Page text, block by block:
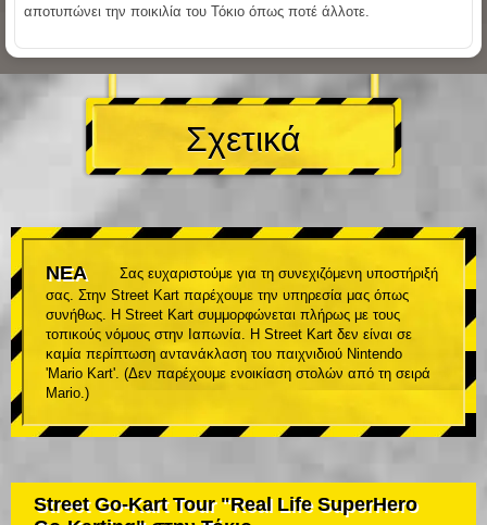
αποτυπώνει την ποικιλία του Τόκιο όπως ποτέ άλλοτε.
Σχετικά
ΝΕΑ
Σας ευχαριστούμε για τη συνεχιζόμενη υποστήριξή
σας. Στην Street Kart παρέχουμε την υπηρεσία μας όπως
συνήθως. Η Street Kart συμμορφώνεται πλήρως με τους
τοπικούς νόμους στην Ιαπωνία. Η Street Kart δεν είναι σε
καμία περίπτωση αντανάκλαση του παιχνιδιού Nintendo
'Mario Kart'. (Δεν παρέχουμε ενοικίαση στολών από τη σειρά
Mario.)
Street Go-Kart Tour "Real Life SuperHero